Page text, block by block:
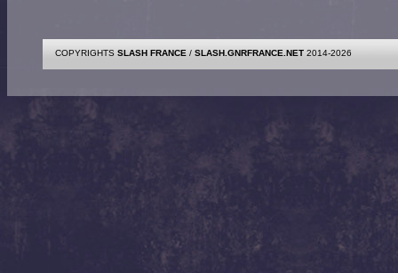
COPYRIGHTS SLASH FRANCE / SLASH.GNRFRANCE.NET 2014-2026